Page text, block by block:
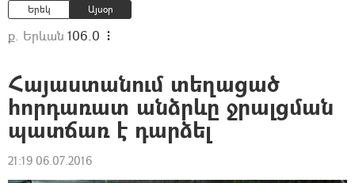
Երեկ Այսօր
ք. Երևան 106.0
Հայաստանում տեղացած
հորդառատ անձրևը ջրալցման
պատճառ է դարձել
21:19 06.07.2016